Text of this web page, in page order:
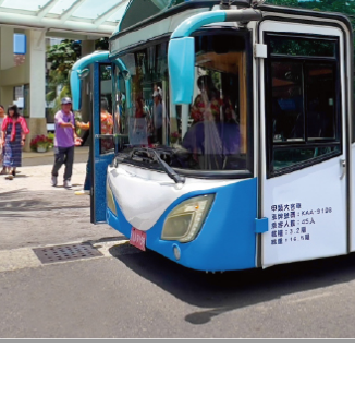
返回上一層